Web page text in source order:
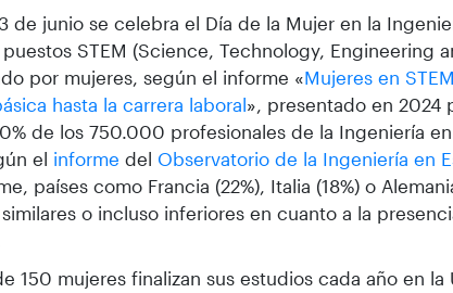
de junio se celebra el Día de la Mujer en la
STEM (Science, Technology, Engineering
por mujeres, según el informe «Mujeres en
hasta la carrera laboral», presentado en 2024
de los 750.000 profesionales de la Ingeniería en
el informedel Observatorio de la Ingeniería en
países como Francia (22%), Italia (18%) o
o incluso inferiores en cuanto a la
150 mujeres finalizan sus estudios cada año en la